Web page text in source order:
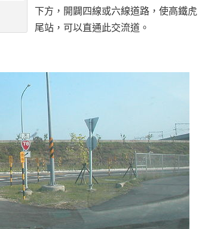
下方，開闢四線或六線道路，使高鐵虎
尾站，可以直通此交流道。